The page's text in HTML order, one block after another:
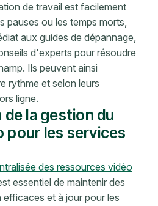
de travail est facilement
pauses ou les temps morts,
aux guides de dépannage,
d'experts pour résoudre
Ils peuvent ainsi
rythme et selon leurs
ligne.
la gestion du
pour les services
des ressources vidéo
essentiel de maintenir des
et à jour pour les